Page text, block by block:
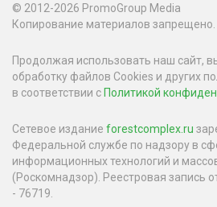
© 2012-2026 PromoGroup Media
Копирование материалов запрещено.
Продолжая использовать наш сайт,
обработку файлов Cookies и других
в соответствии с Политикой
Сетевое издание forestcomplex.ru
Федеральной службе по надзору в
информационных технологий и
(Роскомнадзор). Реестровая запись
- 76719.